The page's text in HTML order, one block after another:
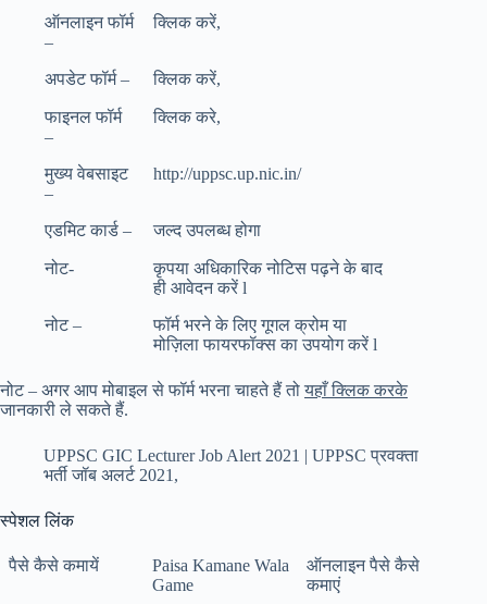
ऑनलाइन फॉर्म
–
क्लिक करें,
अपडेट फॉर्म – क्लिक करें,
फाइनल फॉर्म
–
क्लिक करे,
मुख्य वेबसाइट
–
http://uppsc.up.nic.in/
एडमिट कार्ड – जल्द उपलब्ध होगा
नोट-
कृपया अधिकारिक नोटिस पढ़ने के बाद
ही आवेदन करें l
नोट –
फॉर्म भरने के लिए गूगल क्रोम या
मोज़िला फायरफॉक्स का उपयोग करें l
नोट – अगर आप मोबाइल से फॉर्म भरना चाहते हैं तोयहाँ क्लिक करके
जानकारी ले सकते हैं.
UPPSC GIC Lecturer Job Alert 2021 | UPPSC प्रवक्ता
भर्ती जॉब अलर्ट 2021,
स्पेशल लिंक
पैसे कैसे कमायें
Paisa Kamane Wala
Game
ऑनलाइन पैसे कैसे
कमाएं